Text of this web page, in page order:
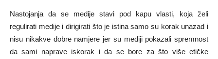
Nastojanja da se medije stavi pod kapu vlasti, koja želi
regulirati medije i dirigirati što je istina samo su korak unazad i
nisu nikakve dobre namjere jer su mediji pokazali spremnost
da sami naprave iskorak i da se bore za što više etičke